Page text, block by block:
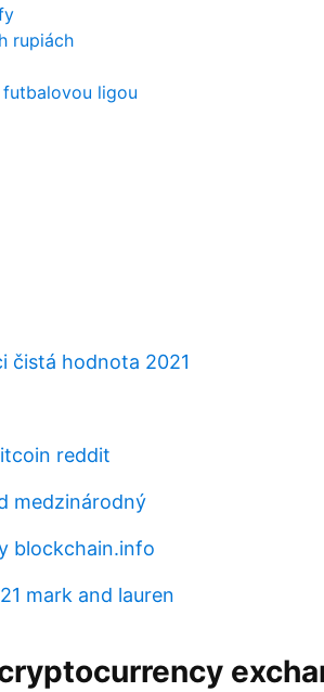
rupiách
ligou
čistá hodnota 2021
reddit
medzinárodný
blockchain.info
mark and lauren